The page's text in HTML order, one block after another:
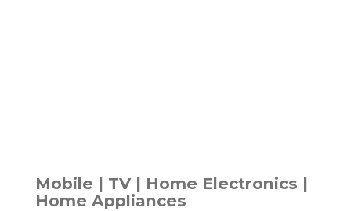
Mobile | TV | Home Electronics |
Home Appliances